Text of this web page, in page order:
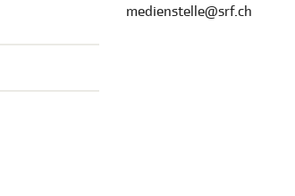
medienstelle@srf.ch